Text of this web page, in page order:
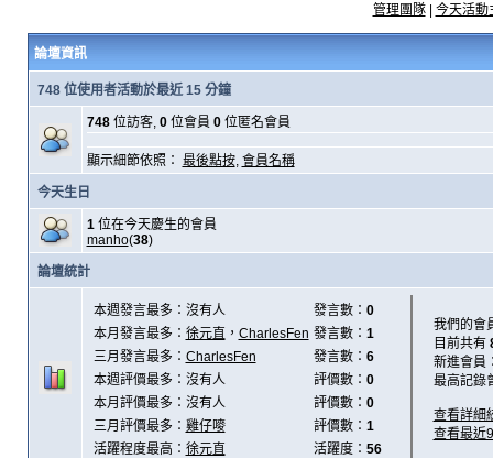
管理團隊| 今天活動
論壇資訊
748 位使用者活動於最近 15 分鐘
748位訪客, 0位會員 0位匿名會員
顯示細節依照： 最後點按, 會員名稱
今天生日
1位在今天慶生的會員
manho(38)
論壇統計
本週發言最多：沒有人 發言數： 0
本月發言最多： 徐元直 ， CharlesFen 發言數： 1
三月發言最多： CharlesFen 發言數： 6
本週評價最多：沒有人
評價數： 0
本月評價最多：沒有人
評價數： 0
三月評價最多： 雞仔嘜 評價數： 1
活躍程度最高： 徐元直 活躍度： 56
我們的會
目前共有
新進會員
最高記錄
查看詳細
查看最近